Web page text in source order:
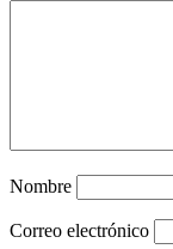
Nombre
Correo electrónico